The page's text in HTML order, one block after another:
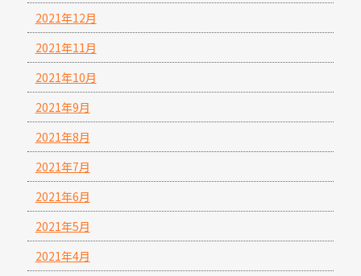
2021年12月
2021年11月
2021年10月
2021年9月
2021年8月
2021年7月
2021年6月
2021年5月
2021年4月